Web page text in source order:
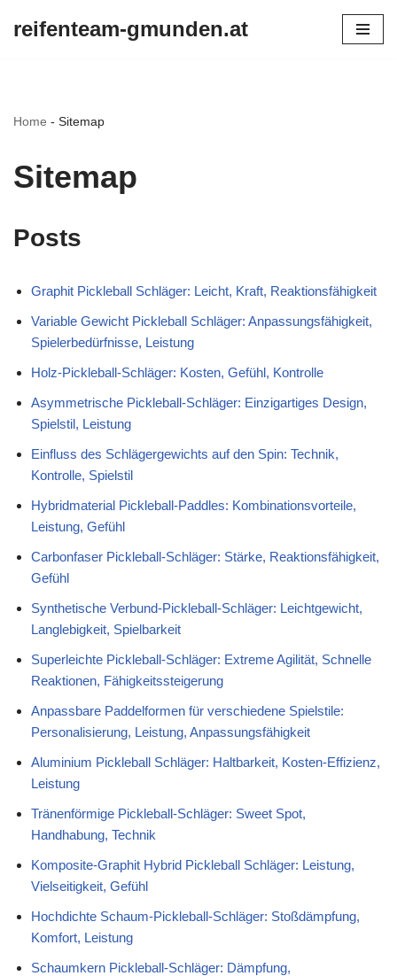
reifenteam-gmunden.at
Home - Sitemap
Sitemap
Posts
Graphit Pickleball Schläger: Leicht, Kraft, Reaktionsfähigkeit
Variable Gewicht Pickleball Schläger: Anpassungsfähigkeit,
Spielerbedürfnisse, Leistung
Holz-Pickleball-Schläger: Kosten, Gefühl, Kontrolle
Asymmetrische Pickleball-Schläger: Einzigartiges Design,
Spielstil, Leistung
Einfluss des Schlägergewichts auf den Spin: Technik,
Kontrolle, Spielstil
Hybridmaterial Pickleball-Paddles: Kombinationsvorteile,
Leistung, Gefühl
Carbonfaser Pickleball-Schläger: Stärke, Reaktionsfähigkeit,
Gefühl
Synthetische Verbund-Pickleball-Schläger: Leichtgewicht,
Langlebigkeit, Spielbarkeit
Superleichte Pickleball-Schläger: Extreme Agilität, Schnelle
Reaktionen, Fähigkeitssteigerung
Anpassbare Paddelformen für verschiedene Spielstile:
Personalisierung, Leistung, Anpassungsfähigkeit
Aluminium Pickleball Schläger: Haltbarkeit, Kosten-Effizienz,
Leistung
Tränenförmige Pickleball-Schläger: Sweet Spot,
Handhabung, Technik
Komposite-Graphit Hybrid Pickleball Schläger: Leistung,
Vielseitigkeit, Gefühl
Hochdichte Schaum-Pickleball-Schläger: Stoßdämpfung,
Komfort, Leistung
Schaumkern Pickleball-Schläger: Dämpfung,